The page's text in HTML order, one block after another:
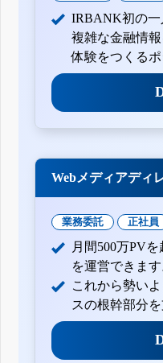
IRBANK初の一
複雑な金融情
体験をつくるポ
Webメディアディ
業務委託 正社員
月間500万PV
を運営できます
これから勢い
スの根幹部分